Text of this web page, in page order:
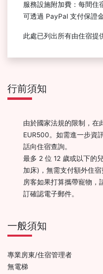
服務設施附加費：每間住
可透過 PayPal 支付保證
此處已列出所有由住宿提
行前須知
由於國家法規的限制，在
EUR500。如需進一步資
話向住宿查詢。
最多 2 位 12 歲或以下的
加床)，無需支付額外住宿
房客如果打算攜帶寵物，
訂確認電子郵件。
一般須知
專業房東/住宿管理者
無電梯